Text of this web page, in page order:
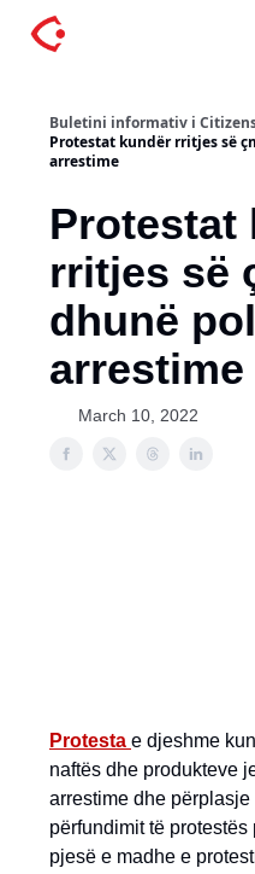
Buletini informativ i
Protestat kundër rritjes së
arrestime
Protestat
rritjes së
dhunë
arrestime
March 10, 2022
Protesta e djeshme
naftës dhe produkteve
arrestime dhe
përfundimit të
pjesë e madhe e